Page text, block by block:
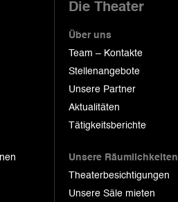
Die Theater
Über uns
Team – Kontakte
Stellenangebote
Unsere Partner
Aktualitäten
Tätigkeitsberichte
Unsere Räumlichkeiten
Theaterbesichtigungen
Unsere Säle mieten